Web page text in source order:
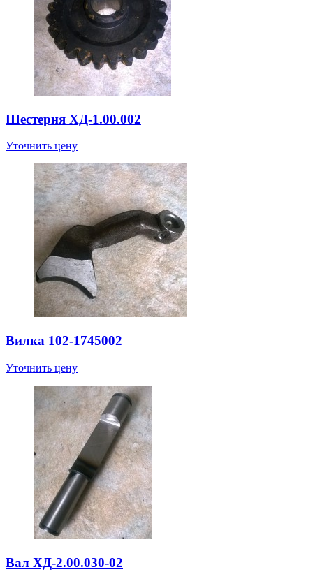
Шестерня ХД-1.00.002
Уточнить цену
Вилка 102-1745002
Уточнить цену
Вал ХД-2.00.030-02